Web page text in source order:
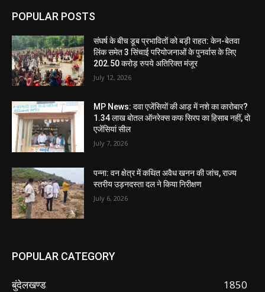
POPULAR POSTS
संघर्ष के बीच डूब प्रभावितों को बड़ी राहत: केन-बेतवा
लिंक समेत 3 सिंचाई परियोजनाओं के पुनर्वास के लिए
202.50 करोड़ रुपये अतिरिक्त मंजूर
July 12, 2026
MP News: दवा एजेंसियों की आड़ में नशे का कारोबार?
1.34 लाख बोतल ऑनरेक्स कफ सिरप का हिसाब नहीं, दो
एजेंसियां सील
July 7, 2026
पन्ना: वन क्षेत्र में कथित अवैध खनन की जांच, राज्य
स्तरीय उड़नदस्ता दल ने किया निरीक्षण
July 6, 2026
POPULAR CATEGORY
बुंदेलखण्ड
1850